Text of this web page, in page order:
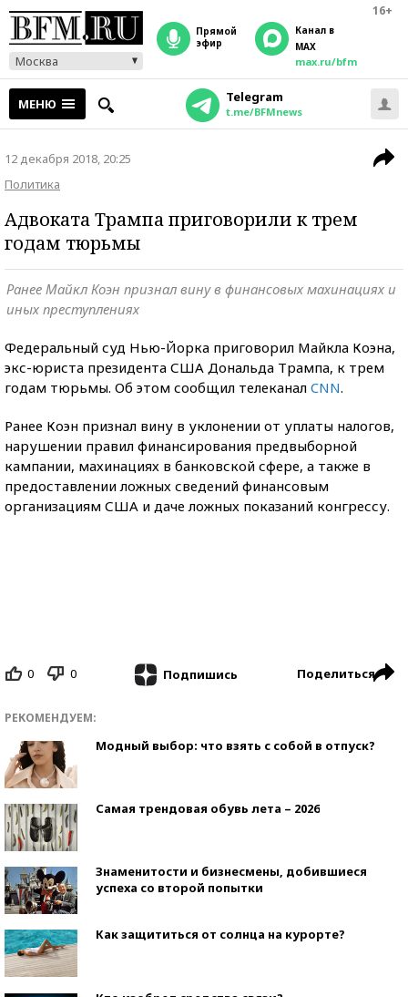
16+
Москва
прямой
эфир
Канал в
MAX
max.ru/bfm
МЕНЮ Telegram
t.me/BFMnews
12 декабря 2018, 20:25
Политика
Адвоката Трампа приговорили к трем
годам тюрьмы
Ранее Майкл Коэн признал вину в финансовых махинациях и
иных преступлениях
Федеральный суд Нью-Йорка приговорил Майкла Коэна,
экс-юриста президента США Дональда Трампа, к трем
годам тюрьмы. Об этом сообщил телеканал CNN.
Ранее Коэн признал вину в уклонении от уплаты налогов,
нарушении правил финансирования предвыборной
кампании, махинациях в банковской сфере, а также в
предоставлении ложных сведений финансовым
организациям США и даче ложных показаний конгрессу.
0 0 Подпишись Поделиться
РЕКОМЕНДУЕМ:
Модный выбор: что взять с собой в отпуск?
Самая трендовая обувь лета – 2026
Знаменитости и бизнесмены, добившиеся
успеха со второй попытки
Как защититься от солнца на курорте?